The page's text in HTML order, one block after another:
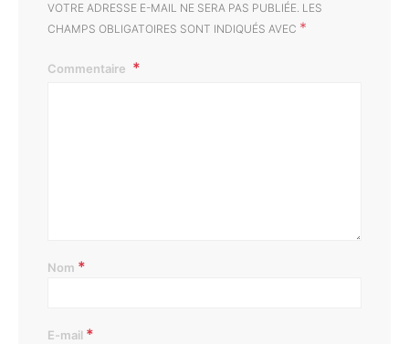
VOTRE ADRESSE E-MAIL NE SERA PAS PUBLIÉE. LES
CHAMPS OBLIGATOIRES SONT INDIQUÉS AVEC *
Commentaire
Nom *
E-mail *